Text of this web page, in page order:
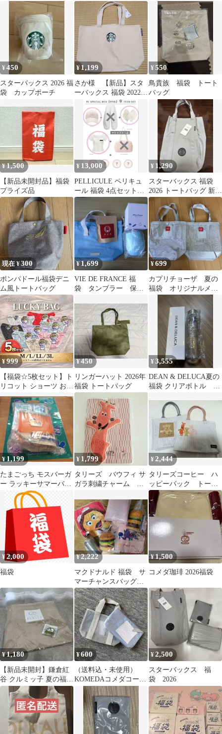
袋
¥450
スターバックス 2026 福
袋 カップポーチ
¥ 1,199
さか様 【新品】スタ
ーバックス 福袋 2022
トートバッグ
¥550
鳥貴族 福袋 トート
バッグ
¥1,500
【新品未開封品】福袋
プライズ品
¥ 13,000
PELLICULE ペリキュ
ール 福袋 4点セット
【新品未使用】
¥ 1,290
スターバックス 福袋
2026 トートバッグ 新品
未使用
現在 ¥300
ポンパドール福袋デニ
ム風トートバッグ
¥1,699
VIE DE FRANCE 福
袋 タンブラー 保冷
¥699
カプリチョーザ 夏の
福袋 オリジナルメッ
シュバッグ 2個セット
¥999
【福袋☆5枚セット】ト
リコット ショーツ おま
かせ 5枚 スタンダード
福袋 シンプル フルバッ
ク レース レディース
婦人 下着 大きめサイズ
可愛い 刺繍 おしゃれ
買い替え
¥450
リンガーハット 2026年
福袋 トートバッグ
¥3,555
DEAN & DELUCA夏の
福袋 クリアボトル
¥ 1,199
たまごっち モスバーガ
ー ラッキーサマーバッ
グ 福袋 グッズ ５点セ
ット ポーチ
¥ 1,799
タリーズ バウフィ サ
ガラ刺繍チャーム 福
オンライン限定品
¥2,444
タリーズコーヒー ハ
ッピーバック トート
バック ストライプ
柄 セット 福袋
¥2,000
福袋
¥2,222
マクドナルド 福袋 サ
マーチャンスバッグ
2025/Francfranc 2026
¥1,500
コメダ珈琲 2026福袋
¥1,180
【新品未開封】鎌倉紅
谷 クルミッ子 夏の福袋
トートバッグ＆江ノ電
ワッペン
¥600
（送料込・未使用）
KOMEDAコメダコーヒ
ー2026福袋 サマーバ
ッグ2点セット
¥2,500
スターバックス 福
袋 2026